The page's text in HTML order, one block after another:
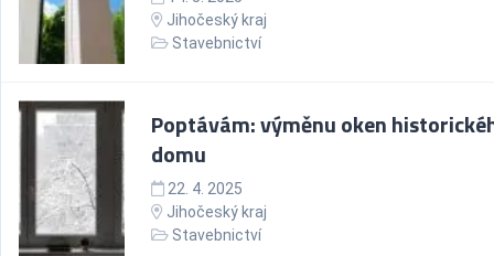
Jihočeský kraj
Stavebnictví
Poptávám: výměnu oken
domu
22. 4. 2025
Jihočeský kraj
Stavebnictví